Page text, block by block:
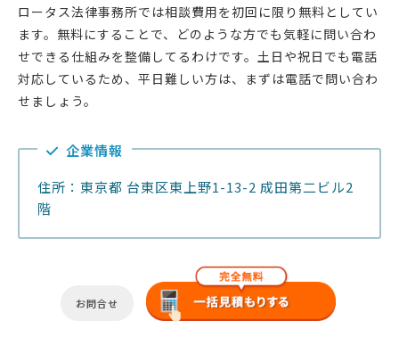
ロータス法律事務所では相談費用を初回に限り無料としてい
ます。無料にすることで、どのような方でも気軽に問い合わ
せできる仕組みを整備してるわけです。土日や祝日でも電話
対応しているため、平日難しい方は、まずは電話で問い合わ
せましょう。
企業情報
住所：東京都 台東区東上野1-13-2 成田第二ビル2
階
お問合せ